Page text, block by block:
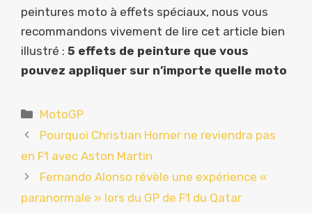
peintures moto à effets spéciaux, nous vous
recommandons vivement de lire cet article bien
illustré : 5 effets de peinture que vous
pouvez appliquer sur n’importe quelle moto
Catégories
MotoGP
Pourquoi Christian Horner ne reviendra pas
en F1 avec Aston Martin
Fernando Alonso révèle une expérience «
paranormale » lors du GP de F1 du Qatar